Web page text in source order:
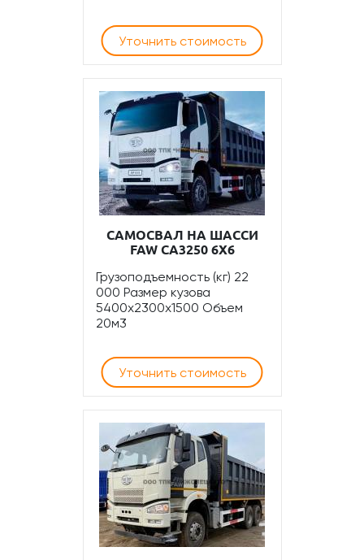
Уточнить стоимость
САМОСВАЛ НА ШАССИ
FAW CA3250 6Х6
Грузоподъемность (кг) 22
000 Размер кузова
5400х2300х1500 Объем
20м3
Уточнить стоимость